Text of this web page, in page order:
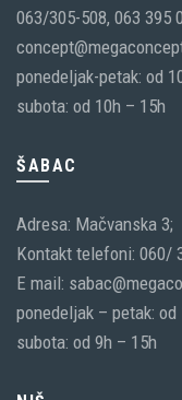
063/305-508, 063 395
ponedeljak-petak: od
subota: od 10h – 15h
ŠABAC
Adresa: Mačvanska 3;
Kontakt telefoni: 060/
E mail:
ponedeljak – petak: od
subota: od 9h – 15h